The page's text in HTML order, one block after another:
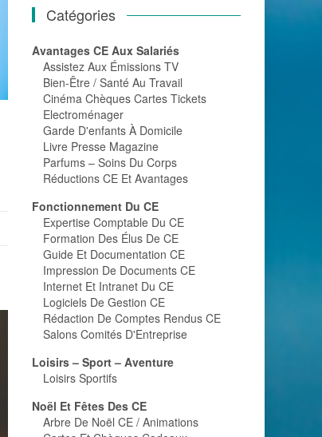
Catégories
Avantages CE Aux Salariés
Assistez Aux Émissions TV
Bien-Être / Santé Au Travail
Cinéma Chèques Cartes Tickets
Electroménager
Garde D'enfants À Domicile
Livre Presse Magazine
Parfums – Soins Du Corps
Réductions CE Et Avantages
Fonctionnement Du CE
Expertise Comptable Du CE
Formation Des Élus De CE
Guide Et Documentation CE
Impression De Documents CE
Internet Et Intranet Du CE
Logiciels De Gestion CE
Rédaction De Comptes Rendus CE
Salons Comités D'Entreprise
Loisirs – Sport – Aventure
Loisirs Sportifs
Noël Et Fêtes Des CE
Arbre De Noël CE / Animations